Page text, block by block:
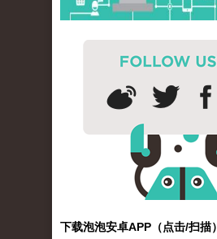
下载泡泡安卓APP（点击/扫描）